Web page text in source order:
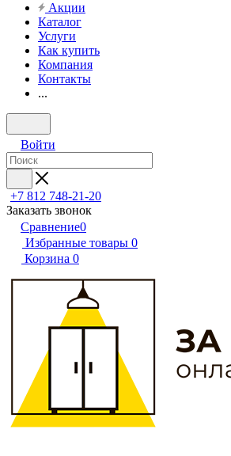
Акции
Каталог
Услуги
Как купить
Компания
Контакты
...
Войти
+7 812 748-21-20
Заказать звонок
Сравнение0
Избранные товары 0
Корзина 0